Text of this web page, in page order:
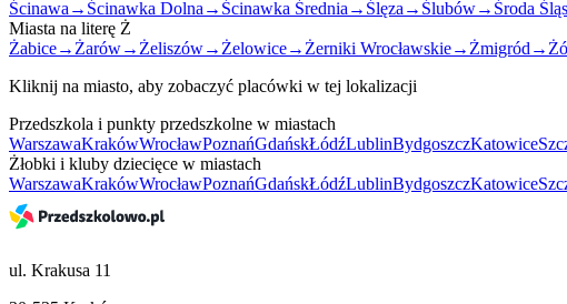
Ścinawa → Ścinawka Dolna → Ścinawka Średnia → Ślęza → Ślubów→ Środa
Miasta na literę Ż
Żabice→ Żarów→ Żeliszów→ Żelowice→ Żerniki Wrocławskie→ Żmigród →
Kliknij na miasto, aby zobaczyć placówki w tej lokalizacji
Przedszkola i punkty przedszkolne w miastach
WarszawaKrakówWrocławPoznańGdańskŁódźLublinBydgoszczKatowice
Żłobki i kluby dziecięce w miastach
WarszawaKrakówWrocławPoznańGdańskŁódźLublinBydgoszczKatowice
ul. Krakusa 11